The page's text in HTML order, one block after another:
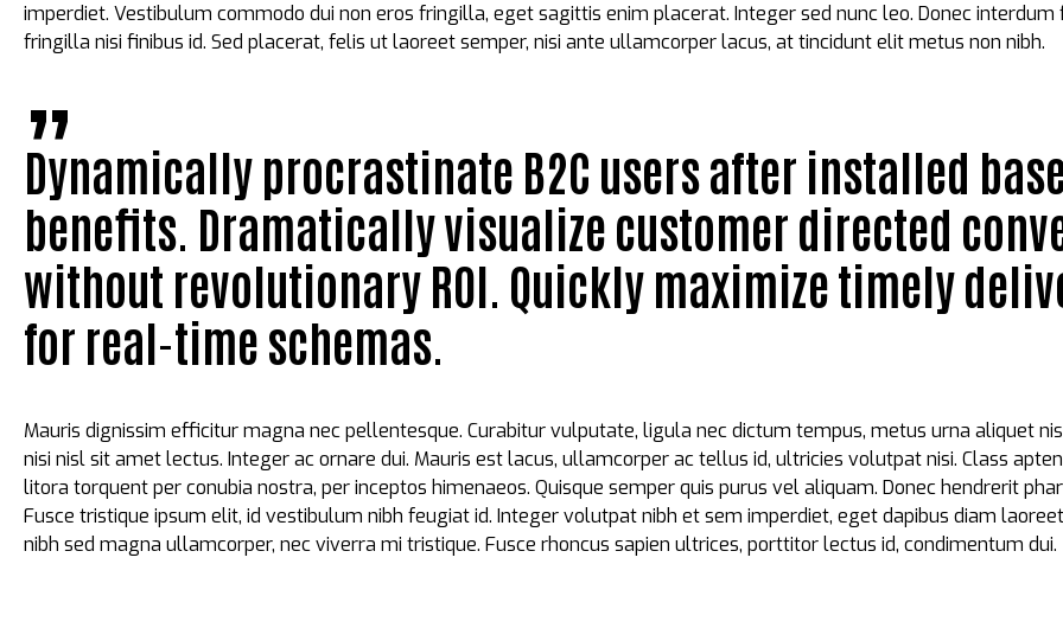
imperdiet. Vestibulum commodo dui non eros fringilla, eget sagittis enim placerat. Integer sed nunc leo. Donec
fringilla nisi finibus id. Sed placerat, felis ut laoreet semper, nisi ante ullamcorper lacus, at tincidunt elit metus non nibh.
Dynamically procrastinate B2C users after installed
benefits. Dramatically visualize customer directed
without revolutionary ROI. Quickly maximize timely
for real-time schemas.
Mauris dignissim efficitur magna nec pellentesque. Curabitur vulputate, ligula nec dictum tempus, metus urna aliquet
nisi nisl sit amet lectus. Integer ac ornare dui. Mauris est lacus, ullamcorper ac tellus id, ultricies volutpat nisi. Class
litora torquent per conubia nostra, per inceptos himenaeos. Quisque semper quis purus vel aliquam. Donec hendrerit
Fusce tristique ipsum elit, id vestibulum nibh feugiat id. Integer volutpat nibh et sem imperdiet, eget dapibus diam
nibh sed magna ullamcorper, nec viverra mi tristique. Fusce rhoncus sapien ultrices, porttitor lectus id, condimentum dui.